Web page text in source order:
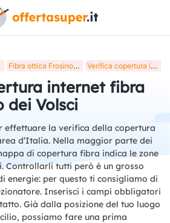
+
Fibra ottica Frosinone, verifica copertura internet Verifica copertura internet fibra ottica Castro dei Volsci
internet fibra
dei Volsci
effettuare la verifica della copertura
d’Italia. Nella maggior parte dei
di copertura fibra indica le zone
Controllarli tutti però è un grosso
energie: per questo ti consigliamo di
Inserisci i campi obbligatori
Già dalla posizione del tuo luogo
possiamo fare una prima